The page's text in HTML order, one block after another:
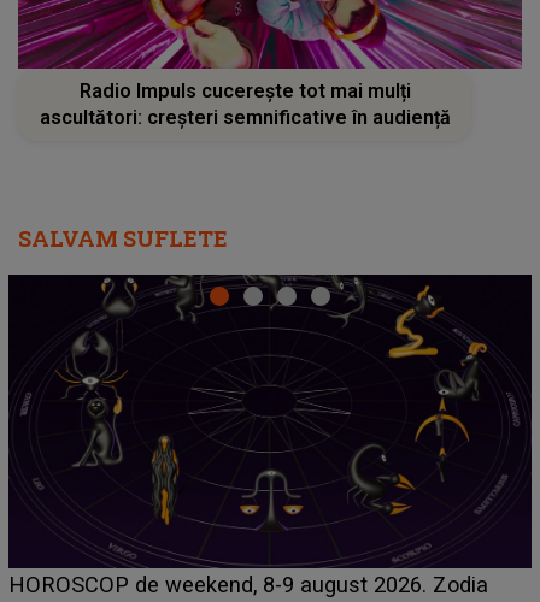
Radio Impuls cucerește tot mai mulți
ascultători: creșteri semnificative în audiență
SALVAM SUFLETE
HOROSCOP de weekend, 8-9 august 2026. Zodia